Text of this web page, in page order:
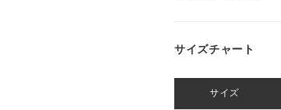
サイズチャート
サイズ